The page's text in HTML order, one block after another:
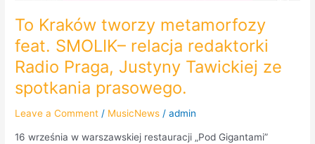
To Kraków tworzy metamorfozy
feat. SMOLIK– relacja redaktorki
Radio Praga, Justyny Tawickiej ze
spotkania prasowego.
Leave a Comment / MusicNews /admin
16 września w warszawskiej restauracji „Pod Gigantami”